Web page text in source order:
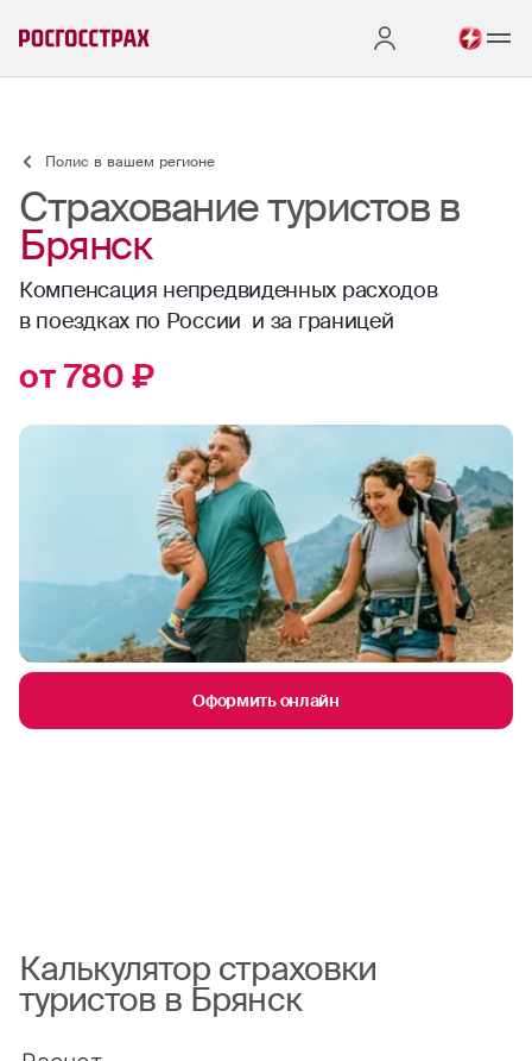
Полис в вашем регионе
Страхование туристов в
Брянск
Компенсация непредвиденных расходов
в поездках по России и за границей
от 780 ₽
Оформить онлайн
Калькулятор страховки
туристов в Брянск